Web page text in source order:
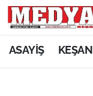
ASAYİŞ KEŞAN
KEŞAN